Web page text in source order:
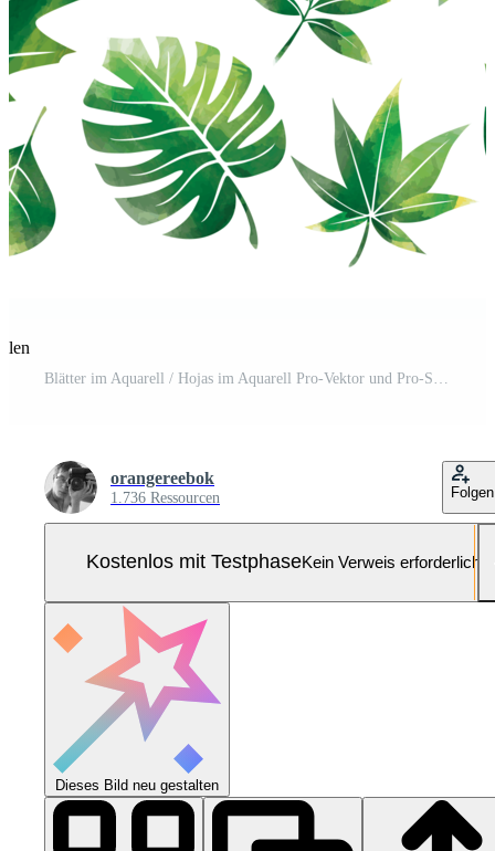
orangereebok
1.736 Ressourcen Folgen
Kostenlos mit TestphaseKein Verweis erforderlich
Dieses Bild neu gestalten